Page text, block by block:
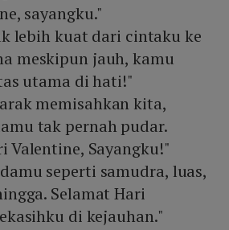
sayangku."
lebih kuat dari cintaku ke
meskipun jauh, kamu
utama di hati!"
memisahkan kita,
tak pernah pudar.
Valentine, Sayangku!"
seperti samudra, luas,
Selamat Hari
di kejauhan."